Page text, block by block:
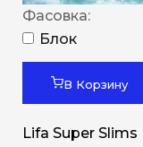
Фасовка:
Блок
В Корзину
Lifa Super Slims